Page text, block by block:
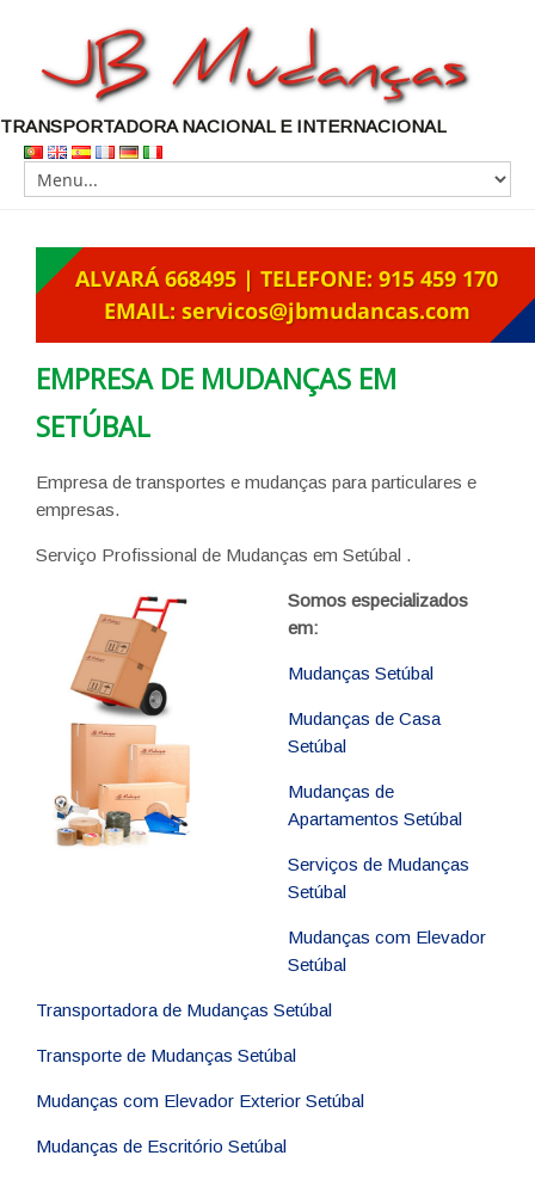
TRANSPORTADORA NACIONAL E INTERNACIONAL
EMPRESA DE MUDANÇAS EM
SETÚBAL
Empresa de transportes e mudanças para particulares e
empresas.
Serviço Profissional de Mudanças em Setúbal .
Somos especializados
em:
Mudanças Setúbal
Mudanças de Casa
Setúbal
Mudanças de
Apartamentos Setúbal
Serviços de Mudanças
Setúbal
Mudanças com Elevador
Setúbal
Transportadora de Mudanças Setúbal
Transporte de Mudanças Setúbal
Mudanças com Elevador Exterior Setúbal
Mudanças de Escritório Setúbal